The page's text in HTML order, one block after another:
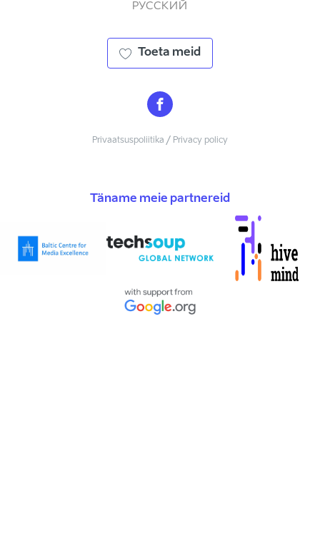
РУССКИЙ
Toeta meid
Privaatsuspoliitika / Privacy policy
Täname meie partnereid